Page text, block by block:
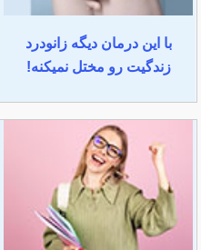
با این درمان دیگه زانودرد
زندگیت رو مختل نمیکنه!